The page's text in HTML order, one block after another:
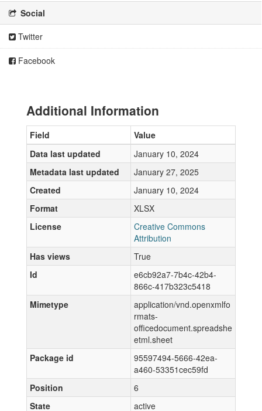
Social
Twitter
Facebook
Additional Information
Field
Value
Data last updated
January 10, 2024
Metadata last updated
January 27, 2025
Created
January 10, 2024
Format
XLSX
License
Creative Commons
Attribution
Has views
True
Id
e6cb92a7-7b4c-42b4-
866c-417b323c5418
Mimetype
application/vnd.openxmlfo
rmats-
officedocument.spreadshe
etml.sheet
Package id
95597494-5666-42ea-
a460-53351cec59fd
Position
6
State
active